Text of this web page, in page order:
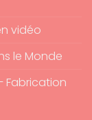
vidéo
le Monde
Fabrication